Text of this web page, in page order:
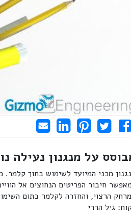
Share onTweet
Pin it
Share on LinkedIn
Send email
על מנגנון נעילה
מכני המיועד לשימוש בתוך
חיבור הפריטים הנחוצים אל
הרצוי, והחזרה לקלמר בתום
גיל הררי